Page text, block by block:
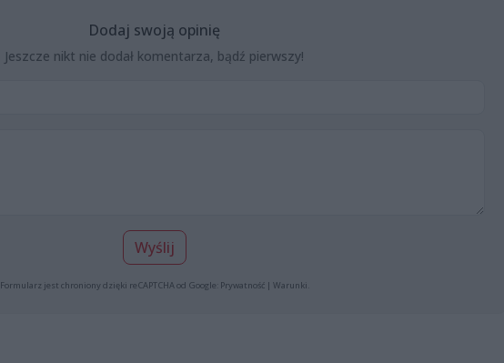
Dodaj swoją opinię
Jeszcze nikt nie dodał komentarza, bądź pierwszy!
Wyślij
Formularz jest chroniony dzięki reCAPTCHA od Google: Prywatność| Warunki